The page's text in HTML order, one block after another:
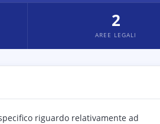
2
AREE LEGALI
riguardo relativamente ad